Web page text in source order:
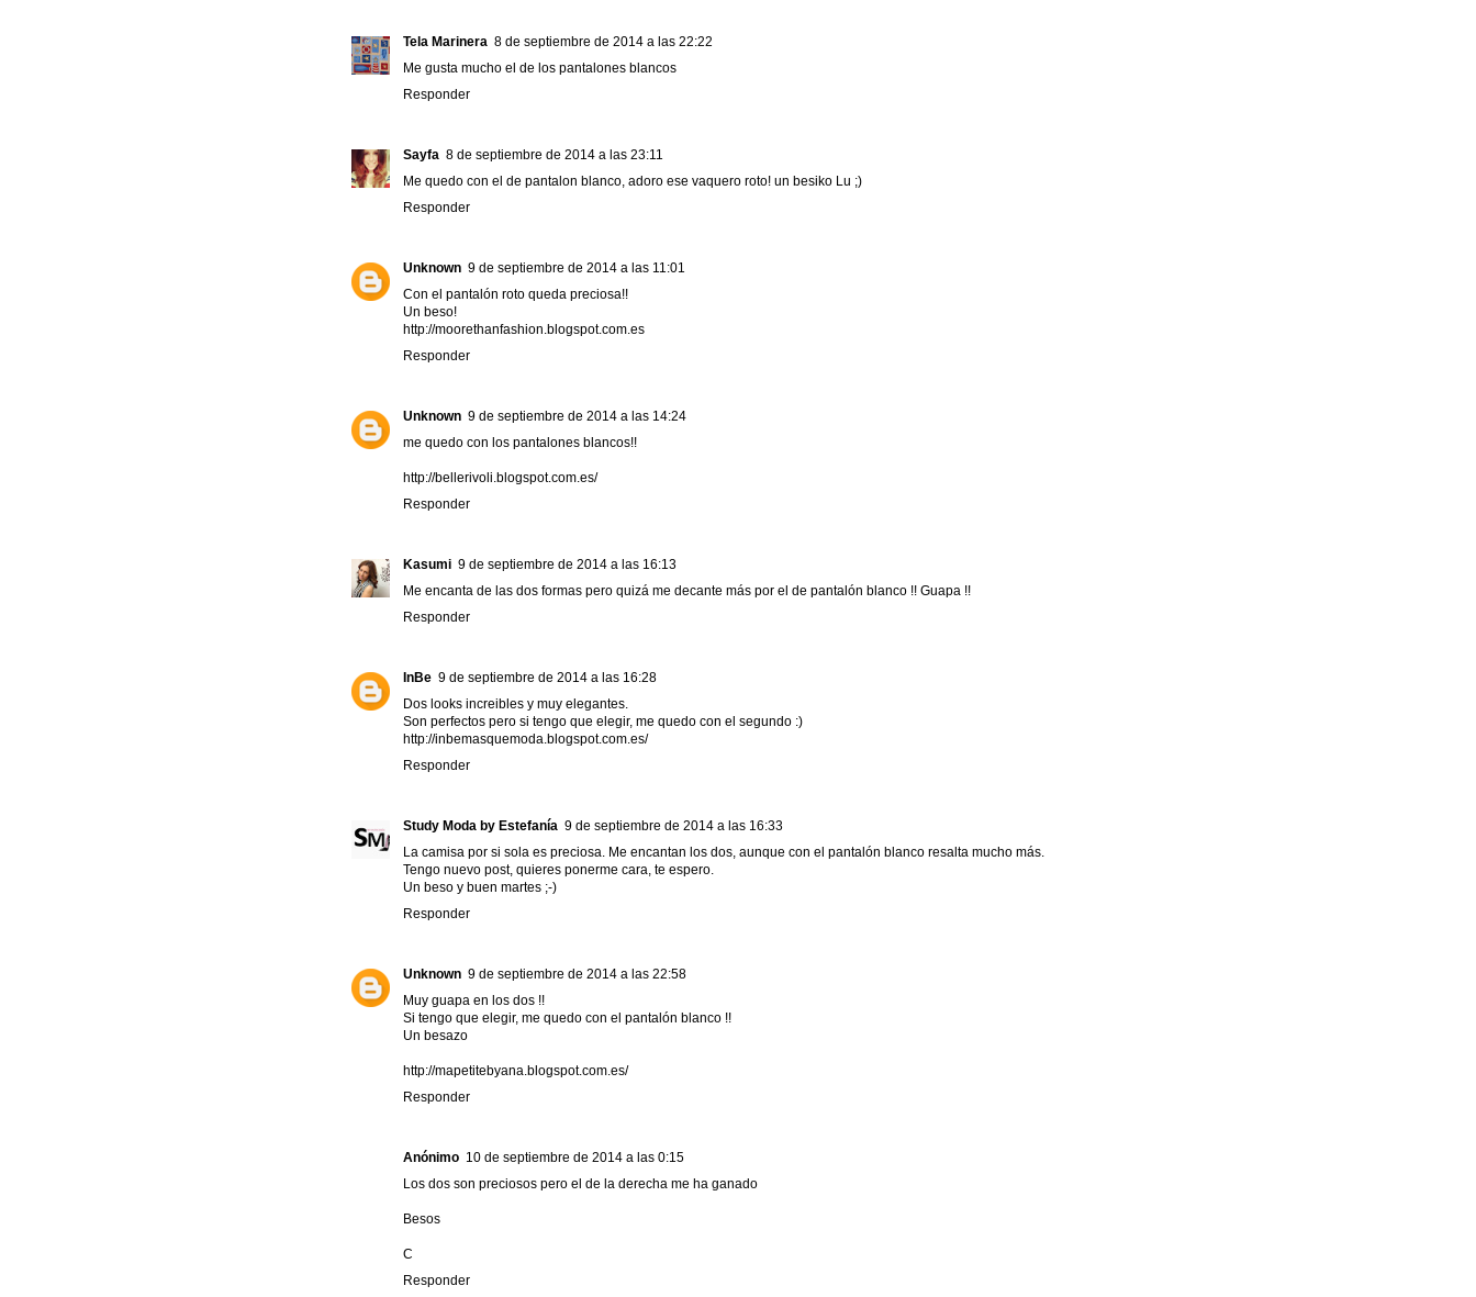
Tela Marinera 8 de septiembre de 2014 a las 22:22
Me gusta mucho el de los pantalones blancos
Responder
Sayfa 8 de septiembre de 2014 a las 23:11
Me quedo con el de pantalon blanco, adoro ese vaquero roto! un besiko Lu ;)
Responder
Unknown 9 de septiembre de 2014 a las 11:01
Con el pantalón roto queda preciosa!!
Un beso!
http://moorethanfashion.blogspot.com.es
Responder
Unknown 9 de septiembre de 2014 a las 14:24
me quedo con los pantalones blancos!!
http://bellerivoli.blogspot.com.es/
Responder
Kasumi 9 de septiembre de 2014 a las 16:13
Me encanta de las dos formas pero quizá me decante más por el de pantalón blanco !! Guapa !!
Responder
InBe 9 de septiembre de 2014 a las 16:28
Dos looks increibles y muy elegantes.
Son perfectos pero si tengo que elegir, me quedo con el segundo :)
http://inbemasquemoda.blogspot.com.es/
Responder
Study Moda by Estefanía 9 de septiembre de 2014 a las 16:33
La camisa por si sola es preciosa. Me encantan los dos, aunque con el pantalón blanco resalta mucho más.
Tengo nuevo post, quieres ponerme cara, te espero.
Un beso y buen martes ;-)
Responder
Unknown 9 de septiembre de 2014 a las 22:58
Muy guapa en los dos !!
Si tengo que elegir, me quedo con el pantalón blanco !!
Un besazo
http://mapetitebyana.blogspot.com.es/
Responder
Anónimo 10 de septiembre de 2014 a las 0:15
Los dos son preciosos pero el de la derecha me ha ganado
Besos
C
Responder